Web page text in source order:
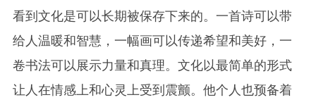
看到文化是可以长期被保存下来的。一首诗可以带
给人温暖和智慧，一幅画可以传递希望和美好，一
卷书法可以展示力量和真理。文化以最简单的形式
让人在情感上和心灵上受到震颤。他个人也预备着